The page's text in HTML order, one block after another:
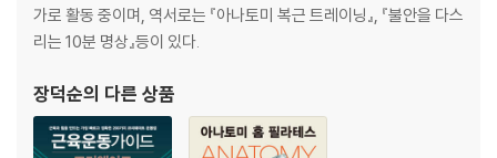
옷걸이 커버
스티치 레슨
작품의 기초
가로 활동 중이며, 역서로는 『아나토미 복근 트레이닝』, 『불안을 다스
리는 10분 명상』등이 있다.
장덕순의 다른 상품